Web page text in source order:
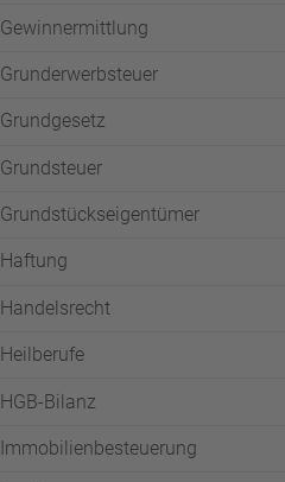
Gewinnermittlung
Grunderwerbsteuer
Grundgesetz
Grundsteuer
Grundstückseigentümer
Haftung
Handelsrecht
Heilberufe
HGB-Bilanz
Immobilienbesteuerung